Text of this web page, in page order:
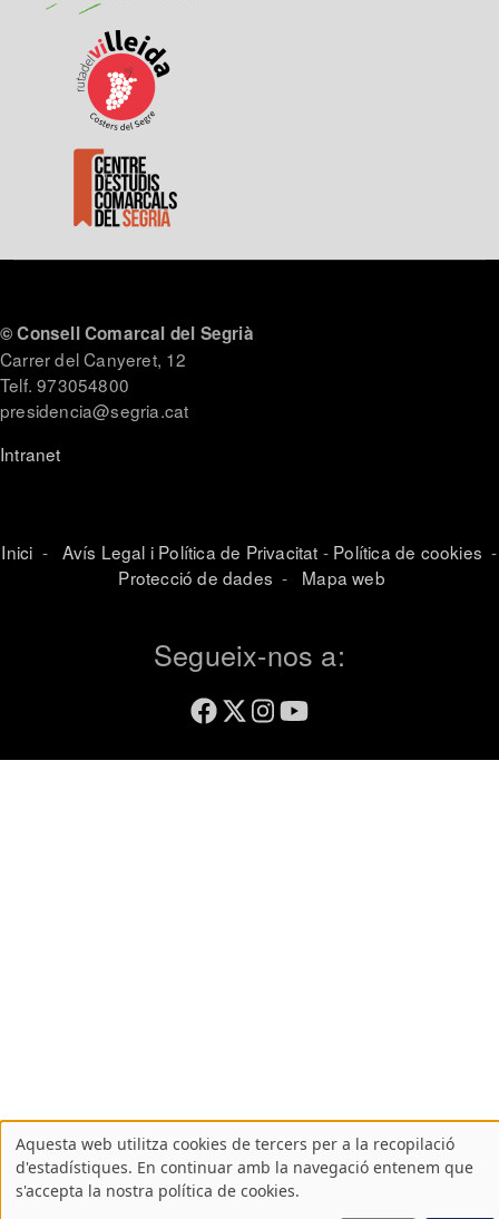
© Consell Comarcal del Segrià
Carrer del Canyeret, 12
Telf. 973054800
presidencia@segria.cat
Intranet
Inici - Avís Legal i Política de Privacitat - Política de cookies -
Protecció de dades - Mapa web
Segueix-nos a:
Atenció!
Aquest
Aquesta web utilitza cookies de tercers per a la recopilació
d'estadístiques. En continuar amb la navegació entenem que
s'accepta la nostra política de cookies.